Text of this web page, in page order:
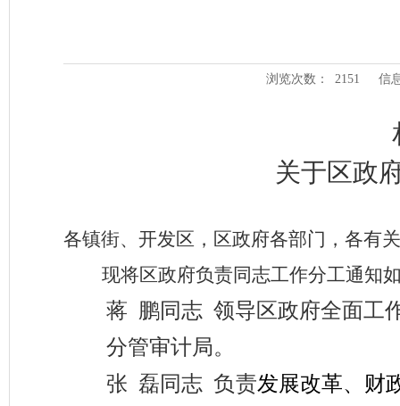
浏览次数： 2151 信
关于区政
各镇街、 开发区，区政府各部门，各有
现将区政府负责同志工作分工通知
蒋 鹏同志 领导区政府全面工
分管审计局。
张 磊同志 负责发展改革、 财